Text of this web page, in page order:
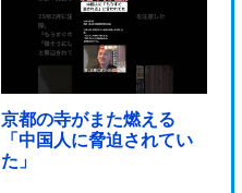
京都の寺がまた燃える
「中国人に脅迫されてい
た」